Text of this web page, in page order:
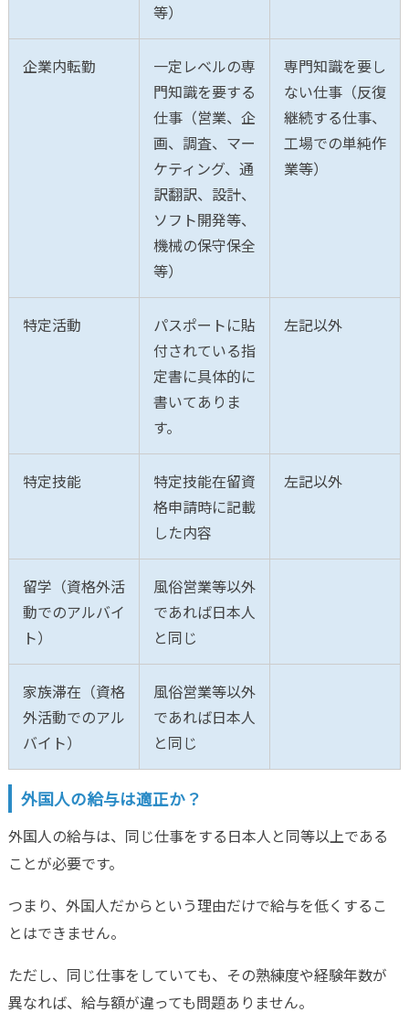
等）
企業内転勤
一定レベルの専
門知識を要する
仕事（営業、企
画、調査、マー
ケティング、通
訳翻訳、設計、
ソフト開発等、
機械の保守保全
等）
専門知識を要し
ない仕事（反復
継続する仕事、
工場での単純作
業等）
特定活動
パスポートに貼
付されている指
定書に具体的に
書いてありま
す。
左記以外
特定技能
特定技能在留資
格申請時に記載
した内容
左記以外
留学（資格外活
動でのアルバイ
ト）
風俗営業等以外
であれば日本人
と同じ
家族滞在（資格
外活動でのアル
バイト）
風俗営業等以外
であれば日本人
と同じ
外国人の給与は適正か？
外国人の給与は、同じ仕事をする日本人と同等以上である
ことが必要です。
つまり、外国人だからという理由だけで給与を低くするこ
とはできません。
ただし、同じ仕事をしていても、その熟練度や経験年数が
異なれば、給与額が違っても問題ありません。